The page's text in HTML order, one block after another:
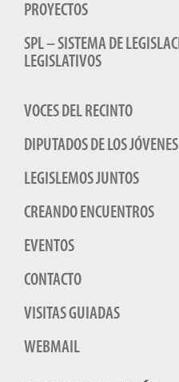
PROYECTOS
SPL – SISTEMA DE
LEGISLATIVOS
VOCES DEL RECINTO
DIPUTADOS DE LOS JÓVENES
LEGISLEMOS JUNTOS
CREANDO ENCUENTROS
EVENTOS
CONTACTO
VISITAS GUIADAS
WEBMAIL